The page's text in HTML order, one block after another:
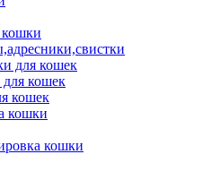
для кошек
кошек
кошек
кошки
кошки